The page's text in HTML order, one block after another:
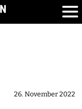
26. November 2022